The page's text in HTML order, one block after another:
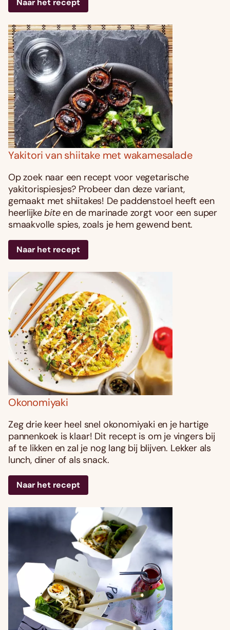
Yakitori van shiitake met wakamesalade
Op zoek naar een recept voor vegetarische
yakitorispiesjes? Probeer dan deze variant,
gemaakt met shiitakes! De paddenstoel heeft een
heerlijkebiteen de marinade zorgt voor een super
smaakvolle spies, zoals je hem gewend bent.
Naar het recept
Okonomiyaki
Zeg drie keer heel snel okonomiyaki en je hartige
pannenkoek is klaar! Dit recept is om je vingers bij
af te likken en zal je nog lang bij blijven. Lekker als
lunch, diner of als snack.
Naar het recept